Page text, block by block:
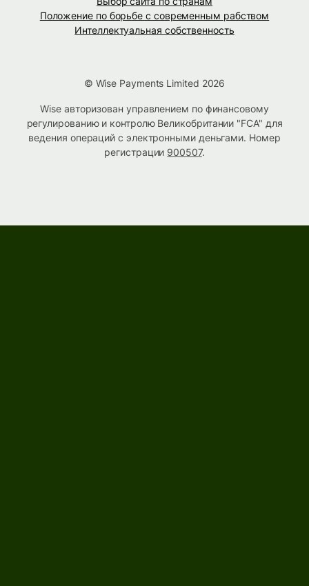
Положение по борьбе с современным рабством
Интеллектуальная собственность
© Wise Payments Limited 2026
Wise авторизован управлением по финансовому
регулированию и контролю Великобритании "FCA" для
ведения операций с электронными деньгами. Номер
регистрации 900507.